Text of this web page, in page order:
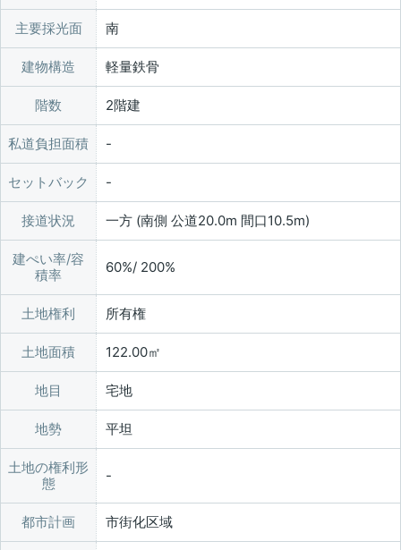
主要採光面 南
建物構造 軽量鉄骨
階数 2階建
私道負担面積
セットバック
接道状況 一方 (南側 公道20.0m 間口10.5m)
建ぺい率/容
積率
60%/ 200%
土地権利 所有権
土地面積 122.00㎡
地目 宅地
地勢 平坦
土地の権利形
態
都市計画 市街化区域